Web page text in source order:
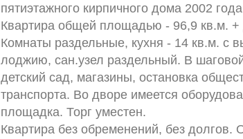
пятиэтажного кирпичного дома 2002
Квартира общей площадью - 96,9 кв.м.
Комнаты раздельные, кухня - 14 кв.м. с
лоджию, сан.узел раздельный. В
детский сад, магазины, остановка
транспорта. Во дворе имеется
площадка. Торг уместен.
Квартира без обременений, без долгов.